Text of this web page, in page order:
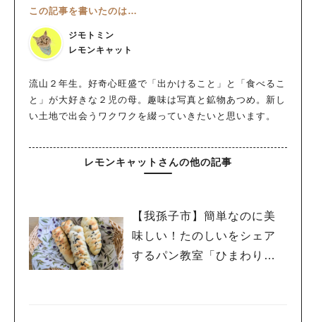
この記事を書いたのは…
ジモトミン
レモンキャット
流山２年生。好奇心旺盛で「出かけること」と「食べるこ
と」が大好きな２児の母。趣味は写真と鉱物あつめ。新し
い土地で出会うワクワクを綴っていきたいと思います。
レモンキャットさんの他の記事
【我孫子市】簡単なのに美
味しい！たのしいをシェア
するパン教室「ひまわりパ